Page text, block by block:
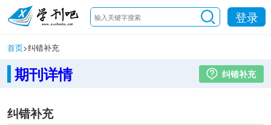
登录
首页>纠错补充
期刊详情 纠错补充
纠错补充